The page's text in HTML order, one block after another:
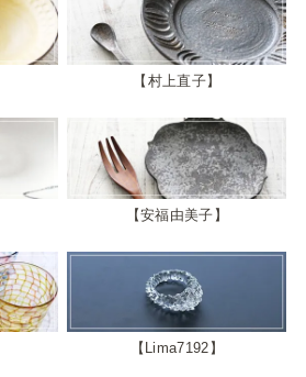
村上直子
安福由美子
Lima7192